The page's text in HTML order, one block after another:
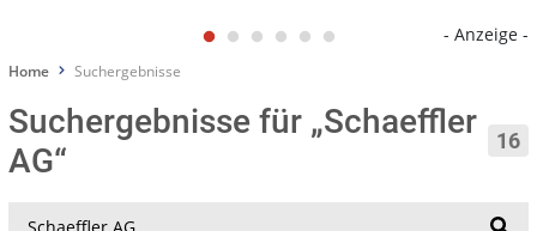
- Anzeige -
Home Suchergebnisse
Suchergebnisse für „Schaeffler
AG“
16